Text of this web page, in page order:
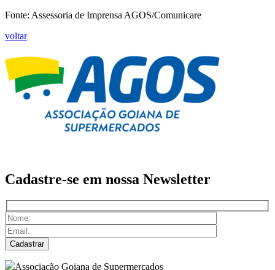
Fonte: Assessoria de Imprensa AGOS/Comunicare
voltar
Cadastre-se em nossa Newsletter
Associação Goiana de Supermercados